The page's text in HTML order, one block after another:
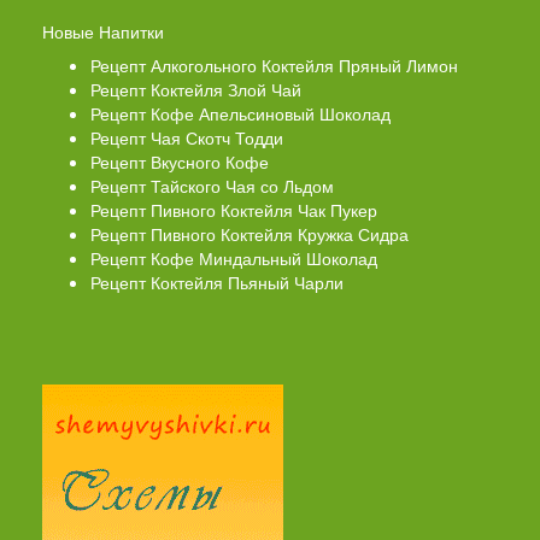
Новые Напитки
Рецепт Алкогольного Коктейля Пряный Лимон
Рецепт Коктейля Злой Чай
Рецепт Кофе Апельсиновый Шоколад
Рецепт Чая Скотч Тодди
Рецепт Вкусного Кофе
Рецепт Тайского Чая со Льдом
Рецепт Пивного Коктейля Чак Пукер
Рецепт Пивного Коктейля Кружка Сидра
Рецепт Кофе Миндальный Шоколад
Рецепт Коктейля Пьяный Чарли